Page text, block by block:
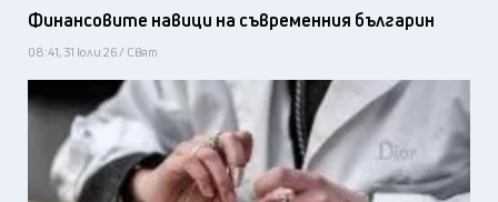
Финансовите навици на съвременния българин
08:41, 31 юли 26 / Свят